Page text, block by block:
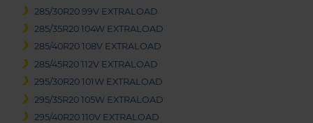
285/30R20 99V EXTRALOAD
285/35R20 104W EXTRALOAD
285/40R20 108V EXTRALOAD
285/45R20 112V EXTRALOAD
295/30R20 101W EXTRALOAD
295/35R20 105W EXTRALOAD
295/40R20 110V EXTRALOAD